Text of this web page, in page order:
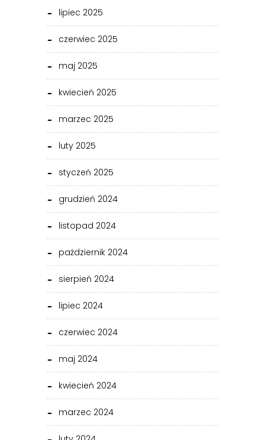
lipiec 2025
czerwiec 2025
maj 2025
kwiecień 2025
marzec 2025
luty 2025
styczeń 2025
grudzień 2024
listopad 2024
październik 2024
sierpień 2024
lipiec 2024
czerwiec 2024
maj 2024
kwiecień 2024
marzec 2024